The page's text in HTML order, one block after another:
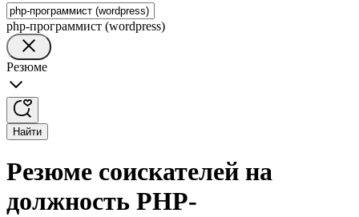
php-программист (wordpress)
Резюме
Найти
Резюме соискателей на
должность PHP-